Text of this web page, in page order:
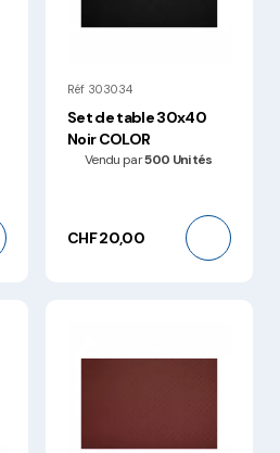
Réf 303034
Set de table 30x40
Noir COLOR
Vendu par500 Unités
CHF 20,00